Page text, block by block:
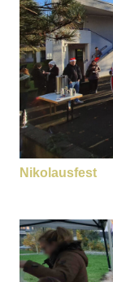
Nikolausfest